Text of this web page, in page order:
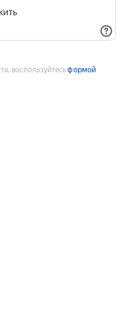
воспользуйтесьформой